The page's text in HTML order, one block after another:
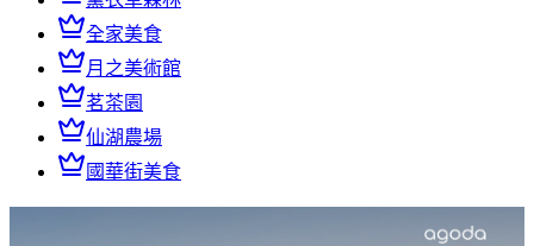
全家美食
月之美術館
茗茶園
仙湖農場
國華街美食